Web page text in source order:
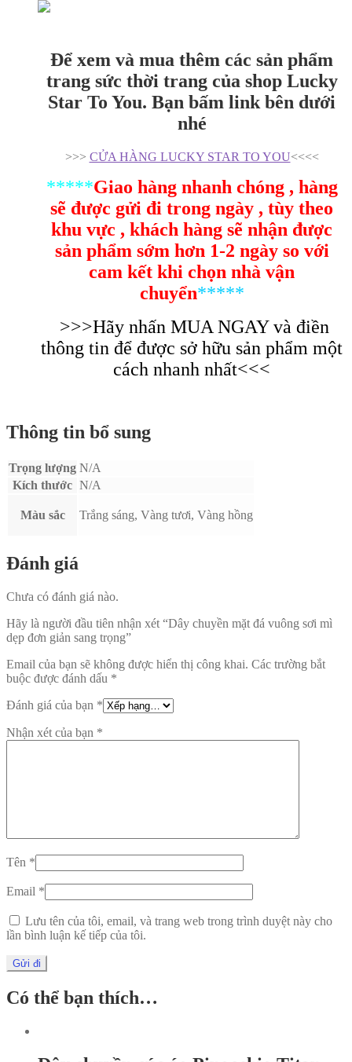
Để xem và mua thêm các sản phẩm
trang sức thời trang của shop Lucky
Star To You. Bạn bấm link bên dưới
nhé
>>> CỬA HÀNG LUCKY STAR TO YOU<<<<
*****Giao hàng nhanh chóng , hàng
sẽ được gửi đi trong ngày , tùy theo
khu vực , khách hàng sẽ nhận được
sản phẩm sớm hơn 1-2 ngày so với
cam kết khi chọn nhà vận
chuyển*****
>>>Hãy nhấn MUA NGAY và điền
thông tin để được sở hữu sản phẩm một
cách nhanh nhất<<<
Thông tin bổ sung
Trọng lượng N/A
Kích thước N/A
Màu sắc Trắng sáng, Vàng tươi, Vàng hồng
Đánh giá
Chưa có đánh giá nào.
Hãy là người đầu tiên nhận xét “Dây chuyền mặt đá vuông sơi mì
dẹp đơn giản sang trọng”
Email của bạn sẽ không được hiển thị công khai. Các trường bắt
buộc được đánh dấu *
Đánh giá của bạn *
Nhận xét của bạn *
Tên *
Email *
Lưu tên của tôi, email, và trang web trong trình duyệt này cho
lần bình luận kế tiếp của tôi.
Có thể bạn thích…